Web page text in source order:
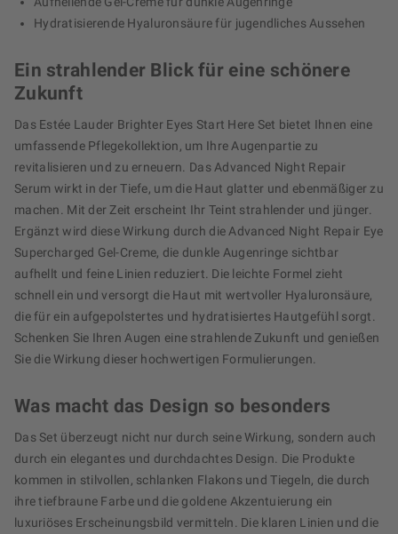
Hydratisierende Hyaluronsäure für jugendliches Aussehen
Ein strahlender Blick für eine schönere
Zukunft
Das Estée Lauder Brighter Eyes Start Here Set bietet Ihnen eine
umfassende Pflegekollektion, um Ihre Augenpartie zu
revitalisieren und zu erneuern. Das Advanced Night Repair
Serum wirkt in der Tiefe, um die Haut glatter und ebenmäßiger zu
machen. Mit der Zeit erscheint Ihr Teint strahlender und jünger.
Ergänzt wird diese Wirkung durch die Advanced Night Repair Eye
Supercharged Gel-Creme, die dunkle Augenringe sichtbar
aufhellt und feine Linien reduziert. Die leichte Formel zieht
schnell ein und versorgt die Haut mit wertvoller Hyaluronsäure,
die für ein aufgepolstertes und hydratisiertes Hautgefühl sorgt.
Schenken Sie Ihren Augen eine strahlende Zukunft und genießen
Sie die Wirkung dieser hochwertigen Formulierungen.
Was macht das Design so besonders
Das Set überzeugt nicht nur durch seine Wirkung, sondern auch
durch ein elegantes und durchdachtes Design. Die Produkte
kommen in stilvollen, schlanken Flakons und Tiegeln, die durch
ihre tiefbraune Farbe und die goldene Akzentuierung ein
luxuriöses Erscheinungsbild vermitteln. Die klaren Linien und die